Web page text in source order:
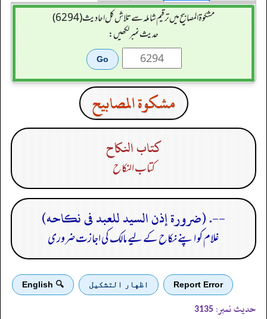
مشکوۃ المصابیح میں ترقیم شاملہ سے تلاش کل احادیث (6294)
حدیث نمبر لکھیں:
مشكوة المصابيح
كتاب النكاح
كتاب النكاح
--. (ضرورة إذن السيد للعبد فى نكاحه)
غلام کو اپنے نکاح کے لیے مالک کی اجازت ضروری
Report Error اظهار التشكيل 🔍 English
حدیث نمبر: 3135